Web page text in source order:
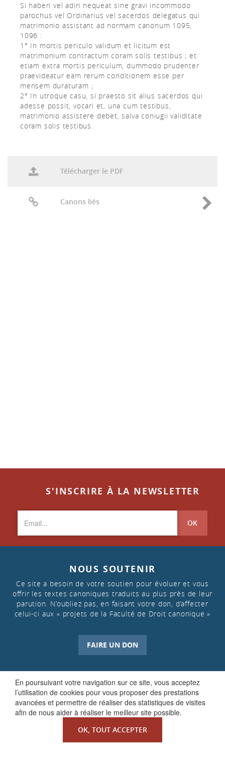
En poursuivant votre navigation sur ce site, vous acceptez
l’utilisation de cookies pour vous proposer des prestations
avancées et permettre de réaliser des statistiques de visites
afin de nous aider à réaliser le meilleur site possible.
OK, TOUT ACCEPTER
Si haberi vel adiri nequeat sine gravi incommodo
parochus vel Ordinarius vel sacerdos delegatus qui
matrimonio assistant ad normam canonum 1095,
1096 :
1° In mortis periculo validum et licitum est
matrimonium contractum coram solis testibus ; et
etiam extra mortis periculum, dummodo prudenter
praevideatur eam rerum conditionem esse per
mensem duraturam ;
2° In utroque casu, si praesto sit alius sacerdos qui
adesse possit, vocari et, una cum testibus,
matrimonio assistere debet, salva coniugii validitate
coram solis testibus.
Télécharger le PDF
Canons liés
S'INSCRIRE À LA NEWSLETTER
OK
NOUS SOUTENIR
Ce site a besoin de votre soutien pour évoluer et vous
offrir les textes canoniques traduits au plus près de leur
parution. N’oubliez pas, en faisant votre don, d’affecter
celui-ci aux « projets de la Faculté de Droit canonique »
FAIRE UN DON